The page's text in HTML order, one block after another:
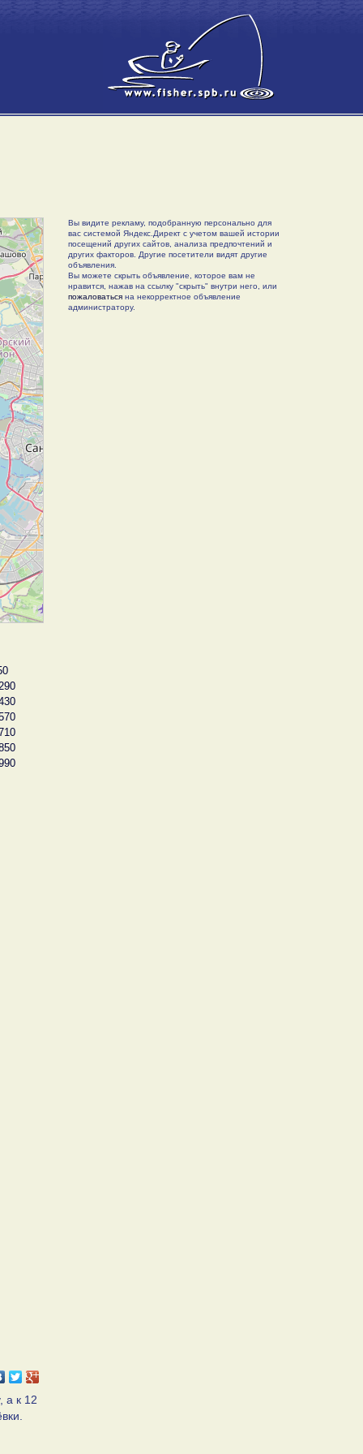
а к 12
Вы видите рекламу, подобранную персонально для
вас системой Яндекс.Директ с учетом вашей истории
посещений других сайтов, анализа предпочтений и
других факторов. Другие посетители видят другие
объявления.
Вы можете скрыть объявление, которое вам не
нравится, нажав на ссылку "скрыть" внутри него, или
пожаловатьсяна некорректное объявление
администратору.